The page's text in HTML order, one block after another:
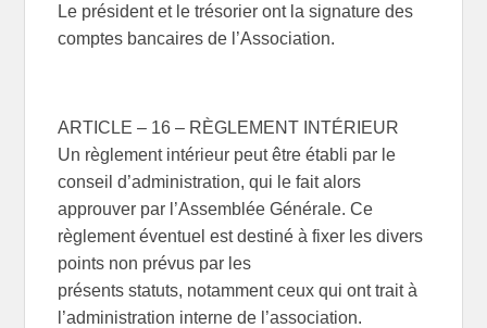
Le président et le trésorier ont la signature des
comptes bancaires de l’Association.
ARTICLE – 16 – RÈGLEMENT INTÉRIEUR
Un règlement intérieur peut être établi par le
conseil d’administration, qui le fait alors
approuver par l’Assemblée Générale. Ce
règlement éventuel est destiné à fixer les divers
points non prévus par les
présents statuts, notamment ceux qui ont trait à
l’administration interne de l’association.